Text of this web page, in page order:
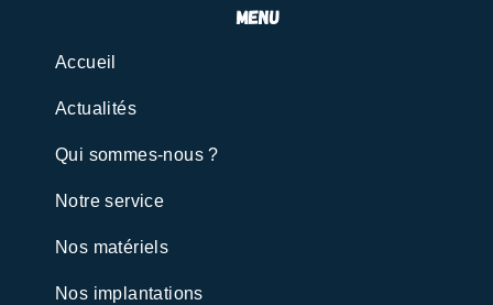
menu
Accueil
Actualités
Qui sommes-nous ?
Notre service
Nos matériels
Nos implantations